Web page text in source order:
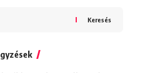
Keresés